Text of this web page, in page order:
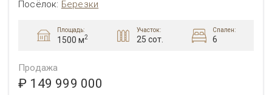
Посёлок: Березки
Площадь:
1500 м2
Участок:
25 сот.
Спален:
6
Продажа
₽ 149 999 000